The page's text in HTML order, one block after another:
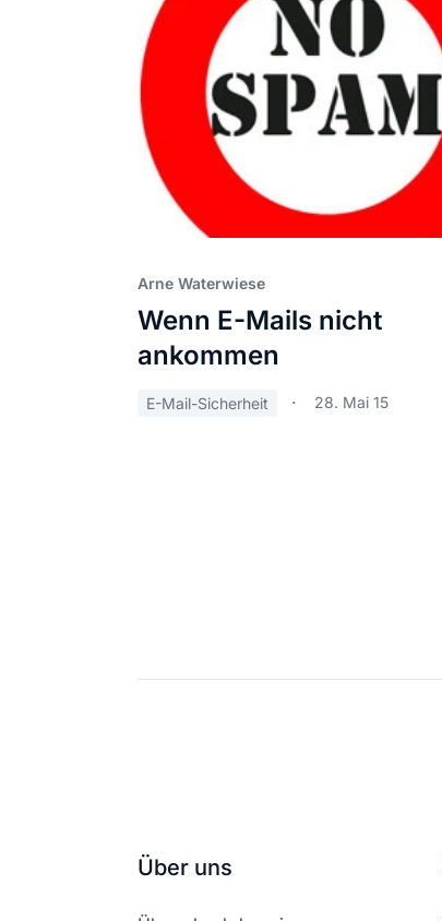
Arne Waterwiese
Wenn E-Mails nicht
ankommen
E-Mail-Sicherheit 28. Mai 15
Über uns